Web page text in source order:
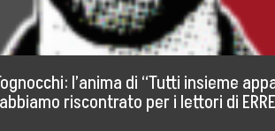
l’anima di “Tutti insieme
riscontrato per i lettori di